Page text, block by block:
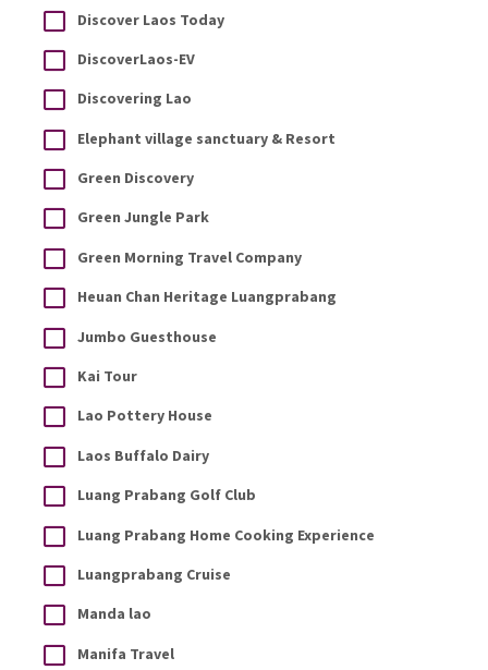
Discover Laos Today
DiscoverLaos-EV
Discovering Lao
Elephant village sanctuary & Resort
Green Discovery
Green Jungle Park
Green Morning Travel Company
Heuan Chan Heritage Luangprabang
Jumbo Guesthouse
Kai Tour
Lao Pottery House
Laos Buffalo Dairy
Luang Prabang Golf Club
Luang Prabang Home Cooking Experience
Luangprabang Cruise
Manda lao
Manifa Travel